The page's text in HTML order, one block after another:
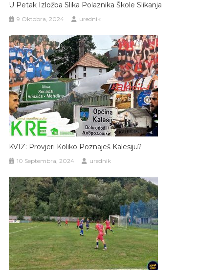
U Petak Izložba Slika Polaznika Škole Slikanja
9 Oktobra, 2024 urednik
KVIZ: Provjeri Koliko Poznaješ Kalesiju?
10 Septembra, 2024 urednik